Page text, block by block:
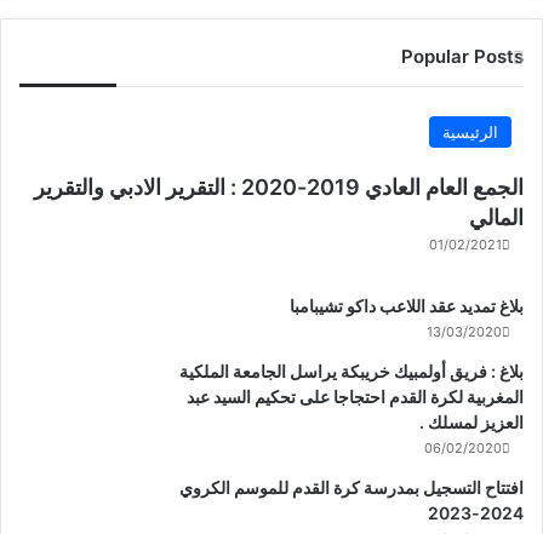
Popular Posts
الرئيسية
الجمع العام العادي 2019-2020 : التقرير الادبي والتقرير
المالي
01/02/2021
بلاغ تمديد عقد اللاعب داكو تشيبامبا
13/03/2020
بلاغ : فريق أولمبيك خريبكة يراسل الجامعة الملكية
المغربية لكرة القدم احتجاجا على تحكيم السيد عبد
العزيز لمسلك .
06/02/2020
افتتاح التسجيل بمدرسة كرة القدم للموسم الكروي
2024-2023